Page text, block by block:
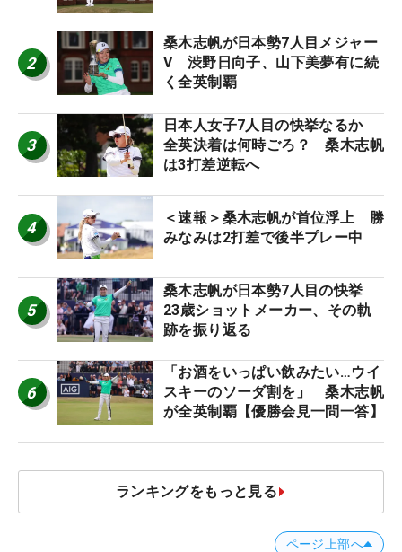
2
桑木志帆が日本勢7人目メジャー
V 渋野日向子、山下美夢有に続
く全英制覇
3
日本人女子7人目の快挙なるか
全英決着は何時ごろ？ 桑木志帆
は3打差逆転へ
4
＜速報＞桑木志帆が首位浮上 勝
みなみは2打差で後半プレー中
5
桑木志帆が日本勢7人目の快挙
23歳ショットメーカー、その軌
跡を振り返る
6
「お酒をいっぱい飲みたい…ウイ
スキーのソーダ割を」 桑木志帆
が全英制覇【優勝会見一問一答】
ランキングをもっと見る
ページ上部へ